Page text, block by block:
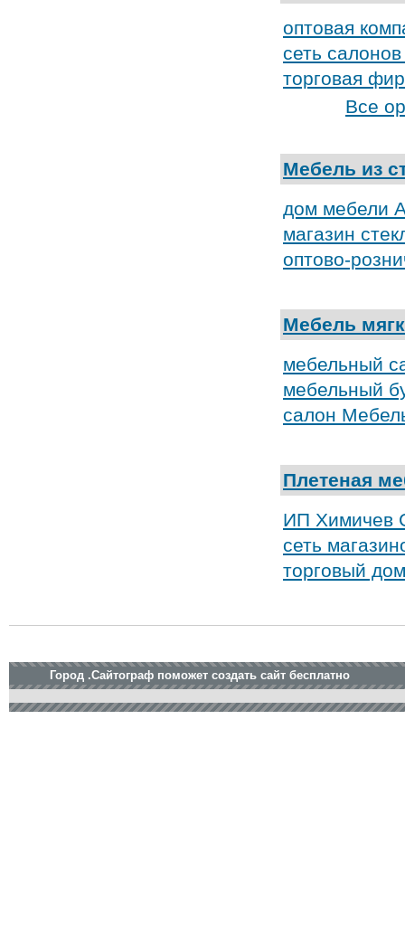
оптовая
сеть
торговая
Все
Мебель из
дом мебели
магазин
оптово-
Мебель
мебельный
мебельный
салон
Плетеная
ИП Химичев
сеть
торговый
Город .Сайтограф поможет создать сайт бесплатно